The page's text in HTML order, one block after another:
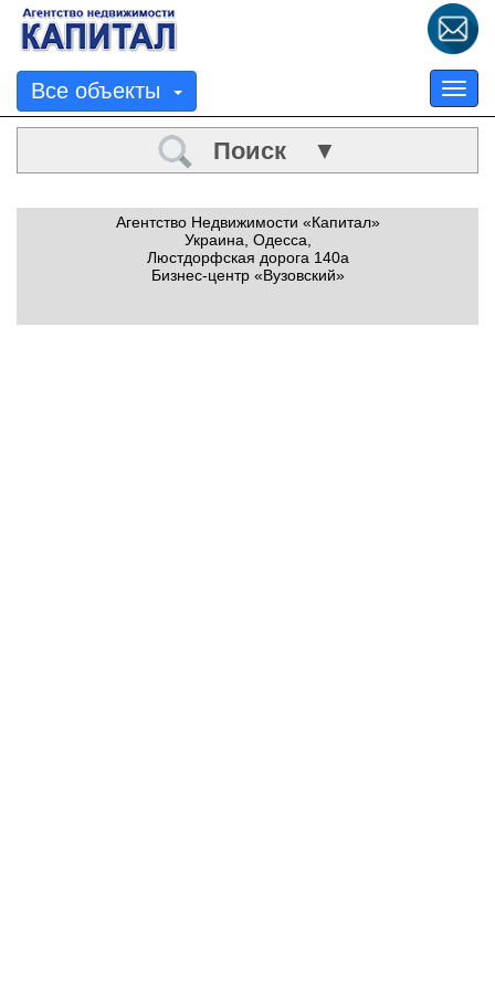
Все объекты
Поиск ▼
Агентство Недвижимости «Капитал»
Украина, Одесса,
Люстдорфская дорога 140а
Бизнес-центр «Вузовский»